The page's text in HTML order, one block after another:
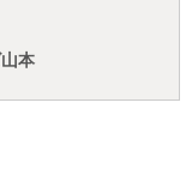
本